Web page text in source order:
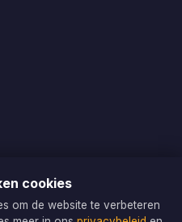
cookies
om de website te verbeteren